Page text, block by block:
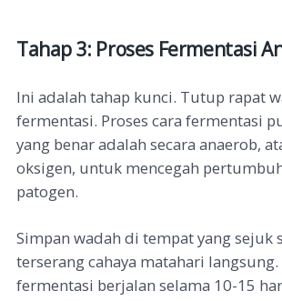
Tahap 3: Proses Fermentasi
Ini adalah tahap kunci. Tutup rapat
fermentasi. Proses cara fermentasi
yang benar adalah secara anaerob,
oksigen, untuk mencegah
patogen.
Simpan wadah di tempat yang sejuk
terserang cahaya matahari
fermentasi berjalan selama 10-15